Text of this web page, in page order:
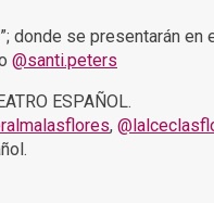
donde se presentarán
@santi.peters
ESPAÑOL.
,